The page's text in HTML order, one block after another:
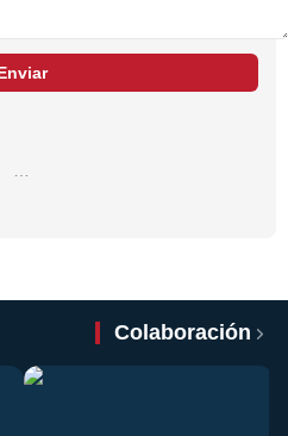
Colaboración